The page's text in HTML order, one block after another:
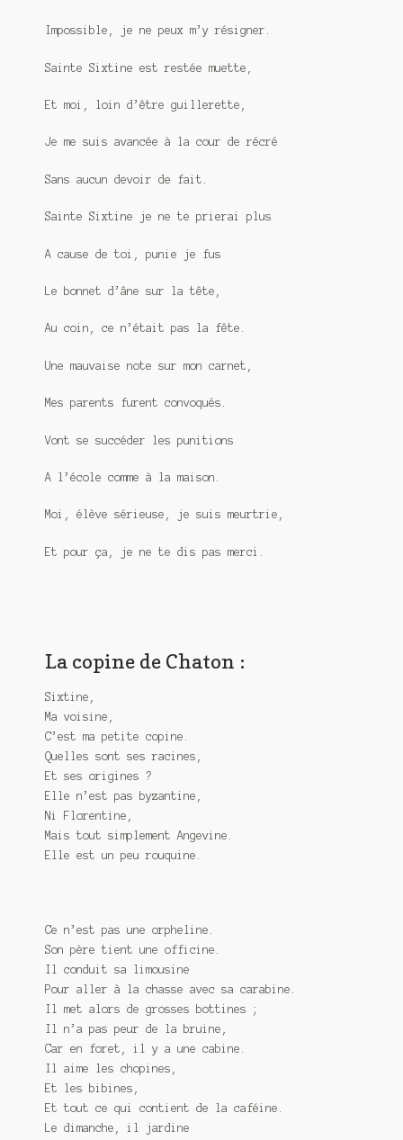
Impossible, je ne peux m’y résigner.
Sainte Sixtine est restée muette,
Et moi, loin d’être guillerette,
Je me suis avancée à la cour de récré
Sans aucun devoir de fait.
Sainte Sixtine je ne te prierai plus
A cause de toi, punie je fus
Le bonnet d’âne sur la tête,
Au coin, ce n’était pas la fête.
Une mauvaise note sur mon carnet,
Mes parents furent convoqués.
Vont se succéder les punitions
A l’école comme à la maison.
Moi, élève sérieuse, je suis meurtrie,
Et pour ça, je ne te dis pas merci.
La copine de Chaton :
Sixtine,
Ma voisine,
C’est ma petite copine.
Quelles sont ses racines,
Et ses origines ?
Elle n’est pas byzantine,
Ni Florentine,
Mais tout simplement Angevine.
Elle est un peu rouquine.
Ce n’est pas une orpheline.
Son père tient une officine.
Il conduit sa limousine
Pour aller à la chasse avec sa carabine.
Il met alors de grosses bottines ;
Il n’a pas peur de la bruine,
Car en foret, il y a une cabine.
Il aime les chopines,
Et les bibines,
Et tout ce qui contient de la caféine.
Le dimanche, il jardine